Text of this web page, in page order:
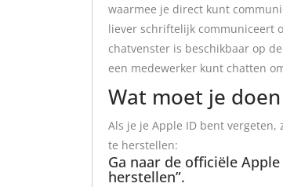
waarmee je direct kunt
liever schriftelijk communiceert
chatvenster is beschikbaar op
een medewerker kunt chatten
Wat moet je
Als je je Apple ID bent
te herstellen:
Ga naar de officiële
herstellen”.